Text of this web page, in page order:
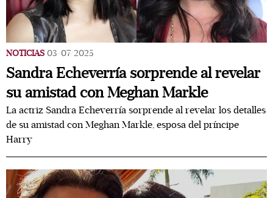
NOTICIAS 03/07/2025
Sandra Echeverría sorprende al revelar
su amistad con Meghan Markle
La actriz Sandra Echeverría sorprende al revelar los detalles
de su amistad con Meghan Markle, esposa del príncipe
Harry